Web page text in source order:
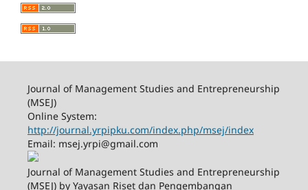
Journal of Management Studies and Entrepreneurship
(MSEJ)
Online System:
http://journal.yrpipku.com/index.php/msej/index
Email: msej.yrpi@gmail.com
Journal of Management Studies and Entrepreneurship
(MSEJ) by Yayasan Riset dan Pengembangan